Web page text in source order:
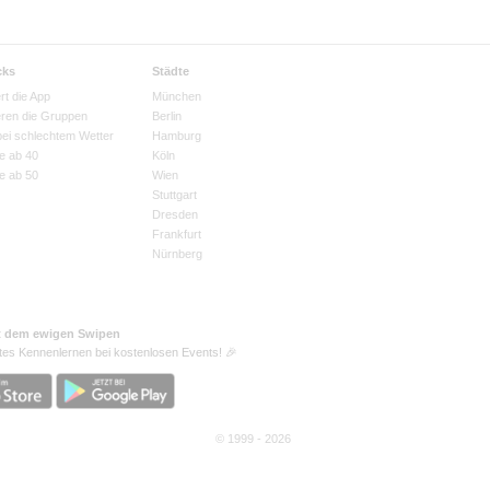
die App
die Gruppen
schlechtem Wetter
ab 40
ab 50
Städte
München
Berlin
Hamburg
Köln
Wien
Stuttgart
Dresden
Frankfurt
Nürnberg
dem ewigen Swipen
Kennenlernen bei kostenlosen Events! 🎉
© 1999 - 2026